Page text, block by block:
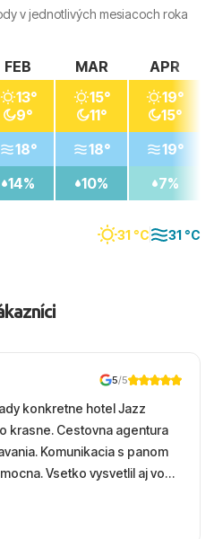
v jednotlivých mesiacoch roka
31 °C 31 °C
FEB
13°
9°
18°
14%
MAR
15°
11°
18°
10%
APR
19°
15°
19°
7%
5/5
konkretne hotel Jazz
krasne. Cestovna agentura
Komunikacia s panom
Vsetko vysvetlil aj vo
ospravedlnujem. Hotel
prostredie, more,